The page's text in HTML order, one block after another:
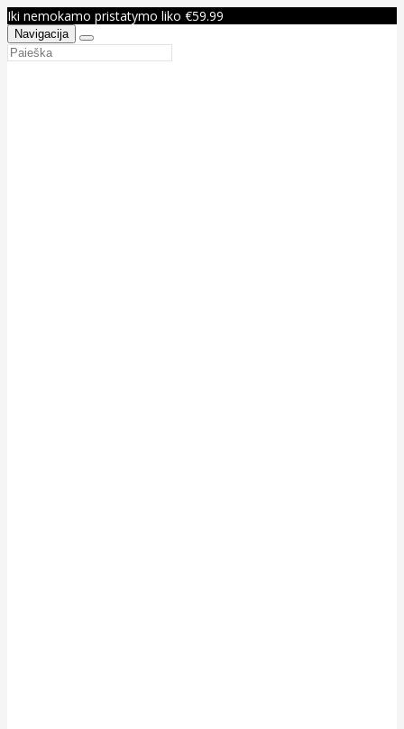
Iki nemokamo pristatymo liko €59.99
Navigacija